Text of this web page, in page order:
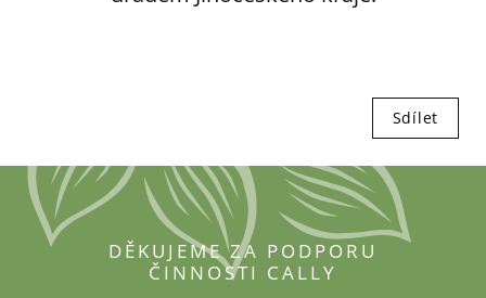
Sdílet
DĚKUJEME ZA PODPORU
ČINNOSTI CALLY